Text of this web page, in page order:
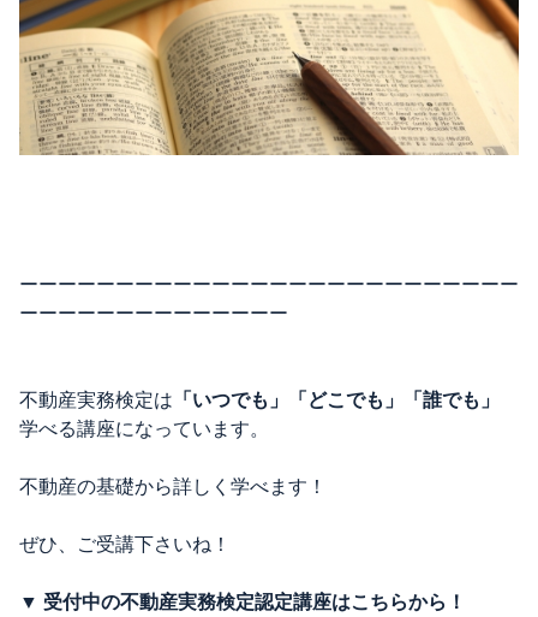
ーーーーーーーーーーーーーーーーーーーーーーーーーー
ーーーーーーーーーーーーーー
不動産実務検定は 「いつでも」「どこでも」「誰でも」
学べる講座になっています。
不動産の基礎から詳しく学べます！
ぜひ、ご受講下さいね！
▼ 受付中の不動産実務検定認定講座はこちらから！